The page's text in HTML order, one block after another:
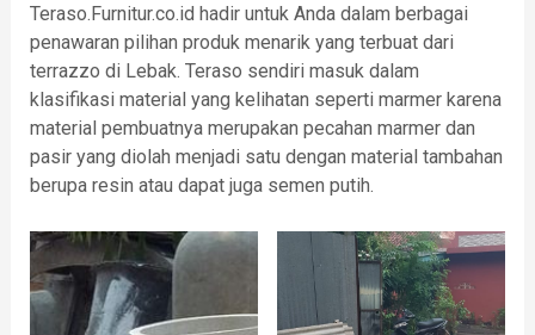
Teraso.Furnitur.co.id hadir untuk Anda dalam berbagai
penawaran pilihan produk menarik yang terbuat dari
terrazzo di Lebak. Teraso sendiri masuk dalam
klasifikasi material yang kelihatan seperti marmer karena
material pembuatnya merupakan pecahan marmer dan
pasir yang diolah menjadi satu dengan material tambahan
berupa resin atau dapat juga semen putih.